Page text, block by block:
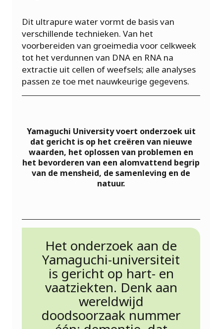
Dit ultrapure water vormt de basis van
verschillende technieken. Van het
voorbereiden van groeimedia voor celkweek
tot het verdunnen van DNA en RNA na
extractie uit cellen of weefsels; alle analyses
passen ze toe met nauwkeurige gegevens.
Yamaguchi University voert onderzoek uit
dat gericht is op het creëren van nieuwe
waarden, het oplossen van problemen en
het bevorderen van een alomvattend begrip
van de mensheid, de samenleving en de
natuur.
Het onderzoek aan de
Yamaguchi-universiteit
is gericht op hart- en
vaatziekten. Denk aan
wereldwijd
doodsoorzaak nummer